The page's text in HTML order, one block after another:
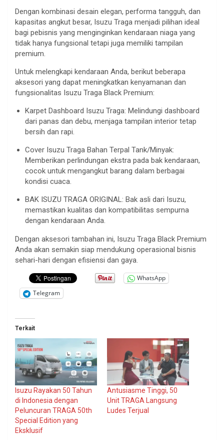
Dengan kombinasi desain elegan, performa tangguh, dan
kapasitas angkut besar, Isuzu Traga menjadi pilihan ideal
bagi pebisnis yang menginginkan kendaraan niaga yang
tidak hanya fungsional tetapi juga memiliki tampilan
premium.
Untuk melengkapi kendaraan Anda, berikut beberapa
aksesori yang dapat meningkatkan kenyamanan dan
fungsionalitas Isuzu Traga Black Premium:
Karpet Dashboard Isuzu Traga: Melindungi dashboard
dari panas dan debu, menjaga tampilan interior tetap
bersih dan rapi.
Cover Isuzu Traga Bahan Terpal Tank/Minyak:
Memberikan perlindungan ekstra pada bak kendaraan,
cocok untuk mengangkut barang dalam berbagai
kondisi cuaca.
BAK ISUZU TRAGA ORIGINAL: Bak asli dari Isuzu,
memastikan kualitas dan kompatibilitas sempurna
dengan kendaraan Anda.
Dengan aksesori tambahan ini, Isuzu Traga Black Premium
Anda akan semakin siap mendukung operasional bisnis
sehari-hari dengan efisiensi dan gaya.
WhatsApp
Telegram
Terkait
Isuzu Rayakan 50 Tahun
di Indonesia dengan
Peluncuran TRAGA 50th
Special Edition yang
Eksklusif
Antusiasme Tinggi, 50
Unit TRAGA Langsung
Ludes Terjual